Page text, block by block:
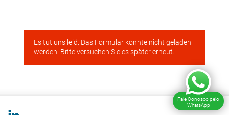
Fale Conosco pelo
WhatsApp